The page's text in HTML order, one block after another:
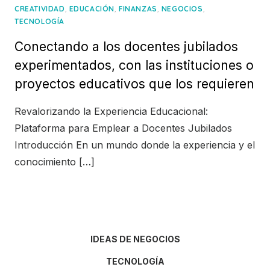
CREATIVIDAD, EDUCACIÓN,FINANZAS, NEGOCIOS,
TECNOLOGÍA
Conectando a los docentes jubilados
experimentados, con las instituciones o
proyectos educativos que los requieren
Revalorizando la Experiencia Educacional:
Plataforma para Emplear a Docentes Jubilados
Introducción En un mundo donde la experiencia y el
conocimiento […]
IDEAS DE NEGOCIOS
TECNOLOGÍA